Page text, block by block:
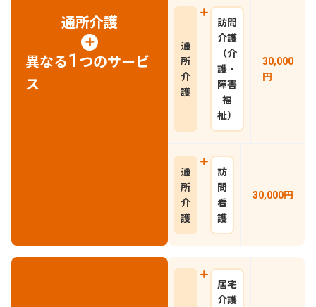
通所介護
異なる1 つのサービ
ス
通
所
介
護
訪問
介護
（介
護・
障害
福
祉）
30,000
円
通
所
介
護
訪
問
看
護
30,000円
居宅
介護